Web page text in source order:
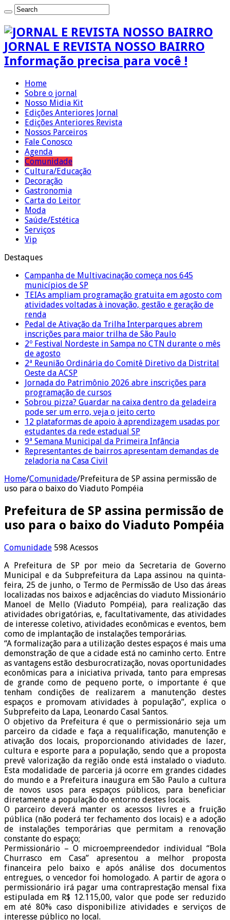
JORNAL E REVISTA NOSSO BAIRRO
Informação precisa para você !
Home
Sobre o jornal
Nosso Midia Kit
Edições Anteriores Jornal
Edições Anteriores Revista
Nossos Parceiros
Fale Conosco
Agenda
Comunidade
Cultura/Educação
Decoração
Gastronomia
Carta do Leitor
Moda
Saúde/Estética
Serviços
Vip
Destaques
Campanha de Multivacinação começa nos 645
municípios de SP
TEIAs ampliam programação gratuita em agosto com
atividades voltadas à inovação, gestão e geração de
renda
Pedal de Ativação da Trilha Interparques abrem
inscrições para maior trilha de São Paulo
2º Festival Nordeste in Sampa no CTN durante o mês
de agosto
2ª Reunião Ordinária do Comitê Diretivo da Distrital
Oeste da ACSP
Jornada do Patrimônio 2026 abre inscrições para
programação de cursos
Sobrou pizza? Guardar na caixa dentro da geladeira
pode ser um erro, veja o jeito certo
12 plataformas de apoio à aprendizagem usadas por
estudantes da rede estadual SP
9ª Semana Municipal da Primeira Infância
Representantes de bairros apresentam demandas de
zeladoria na Casa Civil
Home/Comunidade/Prefeitura de SP assina permissão de
uso para o baixo do Viaduto Pompéia
Prefeitura de SP assina permissão de
uso para o baixo do Viaduto Pompéia
Comunidade 598 Acessos
A Prefeitura de SP por meio da Secretaria de Governo
Municipal e da Subprefeitura da Lapa assinou na quinta-
feira, 25 de junho, o Termo de Permissão de Uso das áreas
localizadas nos baixos e adjacências do viaduto Missionário
Manoel de Mello (Viaduto Pompéia), para realização das
atividades obrigatórias, e, facultativamente, das atividades
de interesse coletivo, atividades econômicas e eventos, bem
como de implantação de instalações temporárias.
“A formalização para a utilização destes espaços é mais uma
demonstração de que a cidade está no caminho certo. Entre
as vantagens estão desburocratização, novas oportunidades
econômicas para a iniciativa privada, tanto para empresas
de grande como de pequeno porte, o importante é que
tenham condições de realizarem a manutenção destes
espaços e promovam atividades à população”, explica o
Subprefeito da Lapa, Leonardo Casal Santos.
O objetivo da Prefeitura é que o permissionário seja um
parceiro da cidade e faça a requalificação, manutenção e
ativação dos locais, proporcionando atividades de lazer,
cultura e esporte para a população, sendo que a proposta
prevê valorização da região onde está instalado o viaduto.
Esta modalidade de parceria já ocorre em grandes cidades
do mundo e a Prefeitura inaugura em São Paulo a cultura
de novos usos para espaços públicos, para beneficiar
diretamente a população do entorno destes locais.
O parceiro deverá manter os acessos livres e a fruição
pública (não poderá ter fechamento dos locais) e a adoção
de instalações temporárias que permitam a renovação
constante do espaço;
Permissionário – O microempreendedor individual “Bola
Churrasco em Casa” apresentou a melhor proposta
financeira pelo baixo e após análise dos documentos
entregues, o vencedor foi homologado. A partir de agora o
permissionário irá pagar uma contraprestação mensal fixa
estipulada em R$ 12.115,00, valor que pode ser reduzido
em até 80% caso disponibilize atividades e serviços de
interesse público no local.